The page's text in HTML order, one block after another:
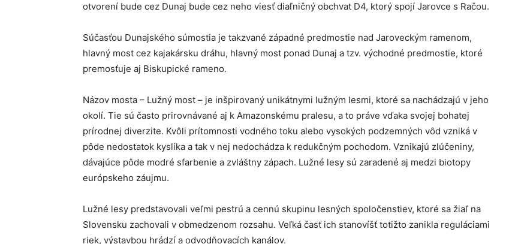
otvorení bude cez Dunaj bude cez neho viesť diaľničný obchvat D4, ktorý spojí Jarovce s Račou.
Súčasťou Dunajského súmostia je takzvané západné predmostie nad Jaroveckým ramenom,
hlavný most cez kajakársku dráhu, hlavný most ponad Dunaj a tzv. východné predmostie, ktoré
premosťuje aj Biskupické rameno.
Názov mosta – Lužný most – je inšpirovaný unikátnymi lužným lesmi, ktoré sa nachádzajú v jeho
okolí. Tie sú často prirovnávané aj k Amazonskému pralesu, a to práve vďaka svojej bohatej
prírodnej diverzite. Kvôli prítomnosti vodného toku alebo vysokých podzemných vôd vzniká v
pôde nedostatok kyslíka a tak v nej nedochádza k redukčným pochodom. Vznikajú zlúčeniny,
dávajúce pôde modré sfarbenie a zvláštny zápach. Lužné lesy sú zaradené aj medzi biotopy
európskeho záujmu.
Lužné lesy predstavovali veľmi pestrú a cennú skupinu lesných spoločenstiev, ktoré sa žiaľ na
Slovensku zachovali v obmedzenom rozsahu. Veľká časť ich stanovíšť totižto zanikla reguláciami
riek, výstavbou hrádzí a odvodňovacích kanálov.